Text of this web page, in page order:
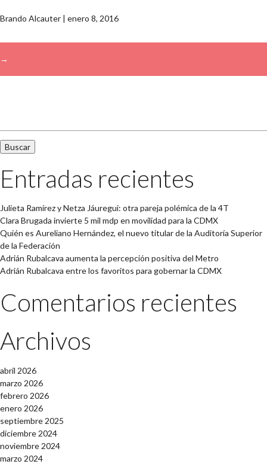
Brando Alcauter | enero 8, 2016
→
Entradas recientes
Julieta Ramírez y Netza Jáuregui: otra pareja polémica de la 4T
Clara Brugada invierte 5 mil mdp en movilidad para la CDMX
Quién es Aureliano Hernández, el nuevo titular de la Auditoría Superior
de la Federación
Adrián Rubalcava aumenta la percepción positiva del Metro
Adrián Rubalcava entre los favoritos para gobernar la CDMX
Comentarios recientes
Archivos
abril 2026
marzo 2026
febrero 2026
enero 2026
septiembre 2025
diciembre 2024
noviembre 2024
marzo 2024